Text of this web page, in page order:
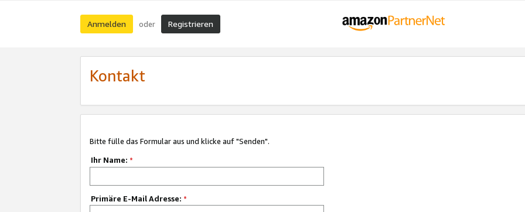
Anmelden oder Registrieren
Kontakt
Bitte fülle das Formular aus und klicke auf "Senden".
Ihr Name: *
Primäre E-Mail Adresse: *